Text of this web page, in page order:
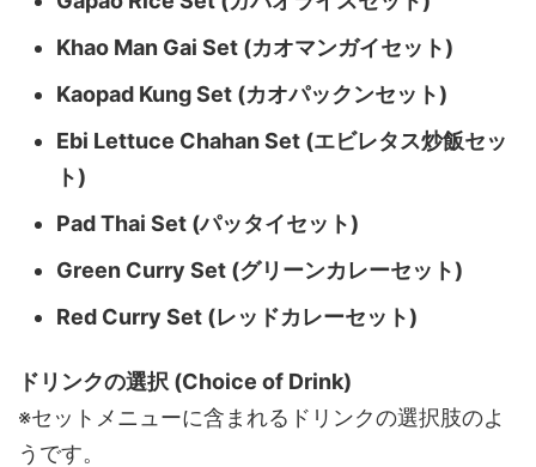
Khao Man Gai Set (カオマンガイセット)
Kaopad Kung Set (カオパックンセット)
Ebi Lettuce Chahan Set (エビレタス炒飯セッ
ト)
Pad Thai Set (パッタイセット)
Green Curry Set (グリーンカレーセット)
Red Curry Set (レッドカレーセット)
ドリンクの選択 (Choice of Drink)
※セットメニューに含まれるドリンクの選択肢のよ
うです。